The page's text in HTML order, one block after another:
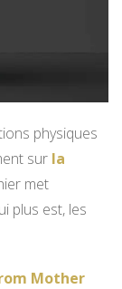
physiques
sur la
met
plus est, les
Mother